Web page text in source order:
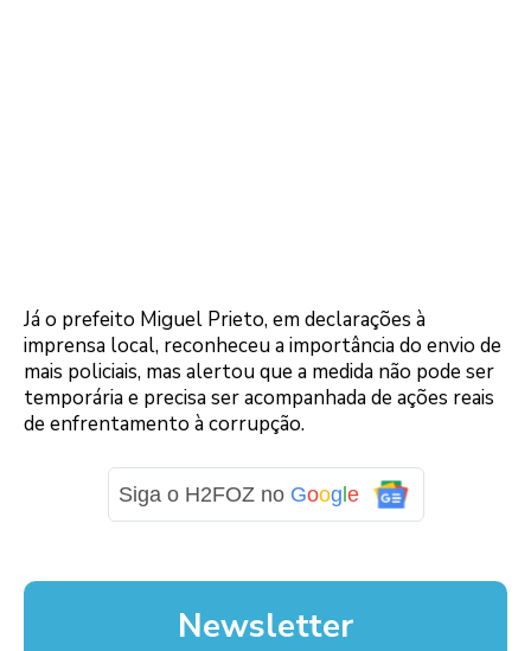
Já o prefeito Miguel Prieto, em declarações à
imprensa local, reconheceu a importância do envio de
mais policiais, mas alertou que a medida não pode ser
temporária e precisa ser acompanhada de ações reais
de enfrentamento à corrupção.
Siga o H2FOZ no Goog e
Newsletter